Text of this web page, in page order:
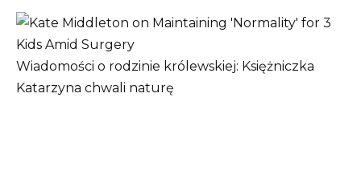
Wiadomości o rodzinie królewskiej: Księżniczka
Katarzyna chwali naturę